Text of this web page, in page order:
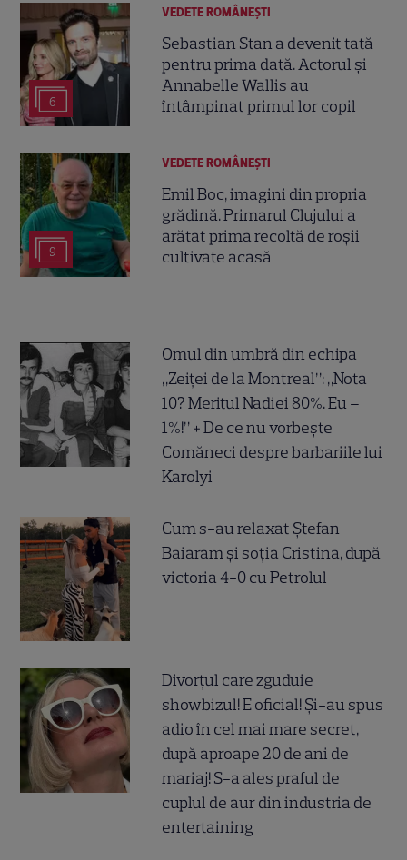
6
VEDETE ROMÂNEŞTI
Sebastian Stan a devenit tată
pentru prima dată. Actorul și
Annabelle Wallis au
întâmpinat primul lor copil
9
VEDETE ROMÂNEŞTI
Emil Boc, imagini din propria
grădină. Primarul Clujului a
arătat prima recoltă de roșii
cultivate acasă
Omul din umbră din echipa
„Zeiței de la Montreal”: „Nota
10? Meritul Nadiei 80%. Eu –
1%!” + De ce nu vorbește
Comăneci despre barbariile lui
Karolyi
Cum s-au relaxat Ștefan
Baiaram și soția Cristina, după
victoria 4-0 cu Petrolul
Divorțul care zguduie
showbizul! E oficial! Și-au spus
adio în cel mai mare secret,
după aproape 20 de ani de
mariaj! S-a ales praful de
cuplul de aur din industria de
entertaining